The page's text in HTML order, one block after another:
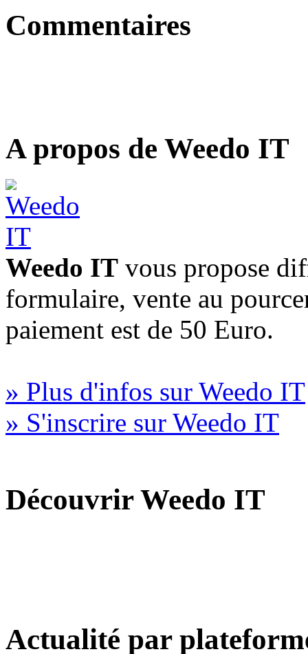
Commentaires
A propos de Weedo IT
Weedo IT vous propose
formulaire, vente au
paiement est de 50 Euro.
» Plus d'infos sur Weedo IT
» S'inscrire sur Weedo IT
Découvrir Weedo IT
Actualité par